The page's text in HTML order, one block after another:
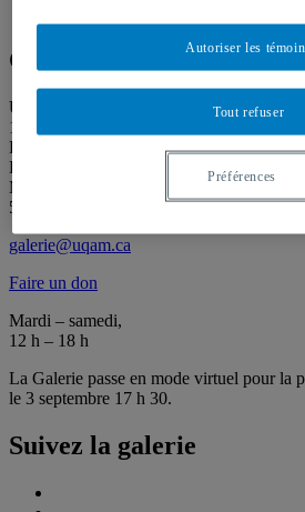
for:
Galerie de l’UQAM
Université du Québec à Montréal
1400 rue Berri
Pavillon Judith-Jasmin
Local J-R120
Montréal (QC) Canada
514 987-6150
galerie@uqam.ca
Faire un don
Mardi – samedi,
12 h – 18 h
La Galerie passe en mode virtuel pour la
le 3 septembre 17 h 30.
Suivez la galerie
Tout refuser
Autoriser les
Préférences